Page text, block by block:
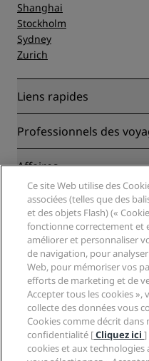
Shanghai
Stockholm
Sydney
Zurich
Liens rapides
Radisson Rewards
Blog
Nouveaux et futurs hôtels
Application Radisson
Hôtels adaptés aux sportifs
Hôtels adaptés aux
Santé et sécurité
Professionnels des
Partenaires
Agents de voyages
Affaires
Radisson Hotel Group
Médias
Carrières RHG
Carrières PPHE
Carrières EHL
The Club by RHG
Opportunités de
Entreprise responsable
Approvisionnement
Légal
Centre de confidentialité
Mentions légales
Conditions générales
Contrat d’utilisation du site
Accessibilité numérique
Déclaration sur
Aide
Avis aux consommateurs
Contact
FAQ
Plan du site
Médias sociaux
Marques Radisson Hotels
Ce site Web utilise des
associées (telles que des
et des objets Flash) («
fonctionne correctement et
améliorer et personnaliser
de navigation, pour
Web, pour mémoriser vos
efforts de marketing et de
Accepter tous les cookies »,
collecte des données vous
Cookies comme décrit
confidentialité [Cliquez ici]
cookies et aux technologies